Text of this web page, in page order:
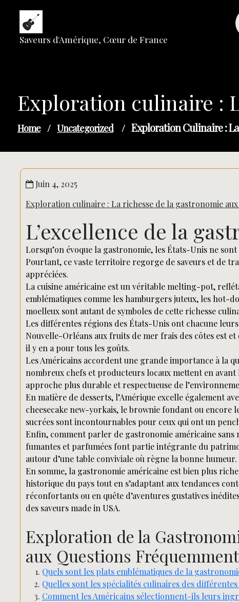
content
Saveurs d'Amérique, Cœur de France
Exploration culinaire :
Home / Uncategorized / Exploration Culinaire :
Juin 4, 2025
Exploration culinaire : La richesse de la gastronomie aux
L’excellence de la
Lorsqu’on évoque la gastronomie, les États-Unis ne
Pourtant, ce vaste territoire regorge de saveurs et de
appréciées.
La cuisine américaine est un véritable melting-pot,
emblématiques comme les hamburgers juteux, les hot-
moelleux sont autant de symboles de cette richesse
Les différentes régions des États-Unis ont chacune
Nouvelle-Orléans aux fruits de mer frais des côtes est
il y en a pour tous les goûts.
Les Américains accordent une grande importance à la
nombreux chefs et producteurs locaux mettent en
approche plus durable et respectueuse de
En matière de desserts, l’Amérique excelle également
cheesecake new-yorkais, le brownie fondant ou encore
sucrées sont incontournables pour ceux qui ont un
Enfin, comment parler de gastronomie américaine
fumantes et parfumées font partie intégrante du
autour d’une table conviviale où règne la bonne humeur.
En somme, la gastronomie américaine est bien plus
historique du pays tout en s’adaptant aux tendances
réconfortants ou en quête d’aventures gustatives
des saveurs made in USA.
Exploration de la
aux Questions
Quels sont les plats emblématiques de la
Quelles sont les spécialités culinaires des
Comment les Américains sélectionnent-ils leurs